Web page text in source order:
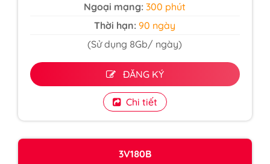
Ngoại mạng: 300 phút
Thời hạn: 90 ngày
(Sử dụng 8Gb/ ngày)
ĐĂNG KÝ
Chi tiết
3V180B